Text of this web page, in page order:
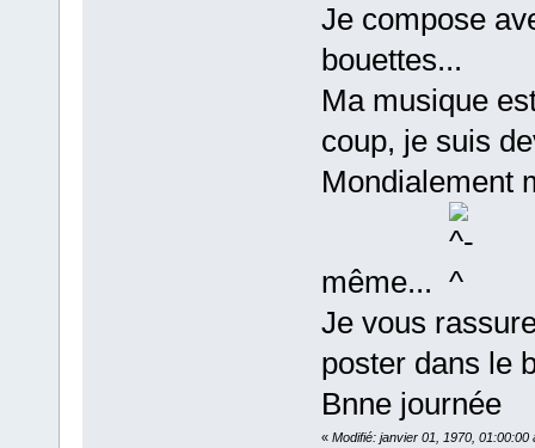
Je compose
bouettes...
Ma musique
coup, je suis
Mondialement
même...
Je vous
poster dans le
Bnne journée
« Modifié: janvier 01, 1970, 01:00:00